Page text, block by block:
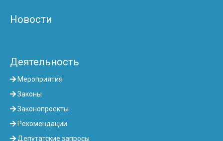
Новости
Деятельность
Мероприятия
Законы
Законопроекты
Рекомендации
Депутатские запросы